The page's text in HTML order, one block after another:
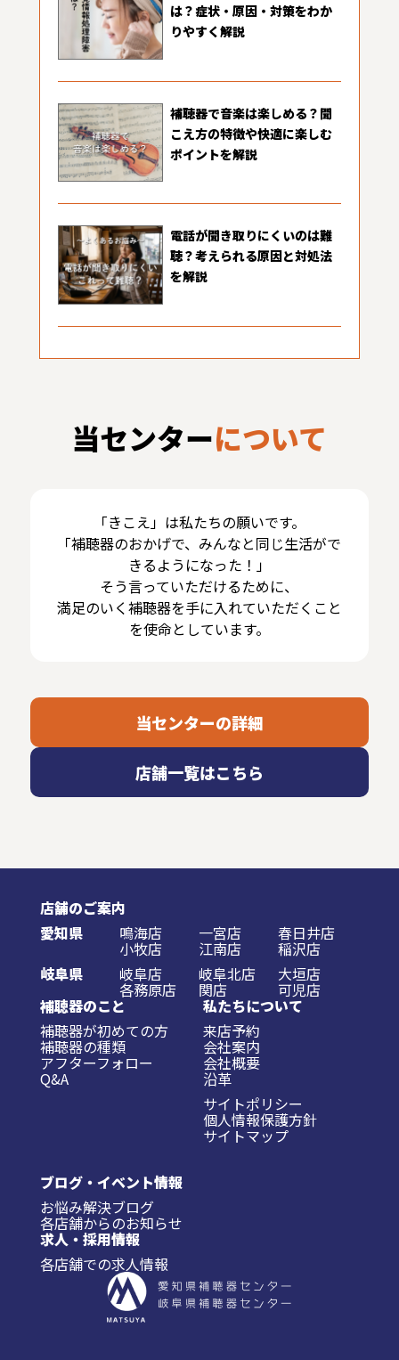
は？症状・原因・対策をわか
りやすく解説
補聴器で音楽は楽しめる？聞
こえ方の特徴や快適に楽しむ
ポイントを解説
電話が聞き取りにくいのは難
聴？考えられる原因と対処法
を解説
当センターについて
「きこえ」は私たちの願いです。
「補聴器のおかげで、みんなと同じ生活がで
きるようになった！」
そう言っていただけるために、
満足のいく補聴器を手に入れていただくこと
を使命としています。
当センターの詳細
店舗一覧はこちら
店舗のご案内
愛知県
鳴海店 一宮店 春日井店
小牧店 江南店
稲沢店
岐阜県
岐阜店 岐阜北店 大垣店
各務原店 関店 可児店
補聴器のこと
補聴器が初めての方
補聴器の種類
アフターフォロー
Q&A
私たちについて
来店予約
会社案内
会社概要
沿革
サイトポリシー
個人情報保護方針
サイトマップ
ブログ・イベント情報
お悩み解決ブログ
各店舗からのお知らせ
求人・採用情報
各店舗での求人情報